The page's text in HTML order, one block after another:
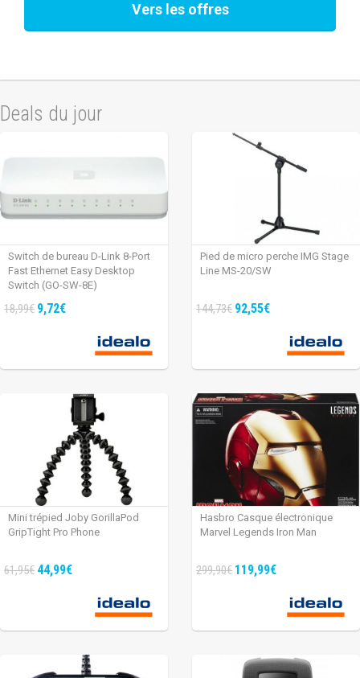
Vers les offres
Deals du jour
Switch de bureau D-Link 8-Port
Fast Ethernet Easy Desktop
Switch (GO-SW-8E)
18,99€ 9,72€
Pied de micro perche IMG Stage
Line MS-20/SW
144,73€ 92,55€
Mini trépied Joby GorillaPod
GripTight Pro Phone
61,95€ 44,99€
Hasbro Casque électronique
Marvel Legends Iron Man
299,90€ 119,99€